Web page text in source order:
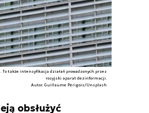
także intensyfikacja działań prowadzonych przez
rosyjski aparat dezinformacji.
Autor. Guillaume Périgois/Unsplash
obsłużyć